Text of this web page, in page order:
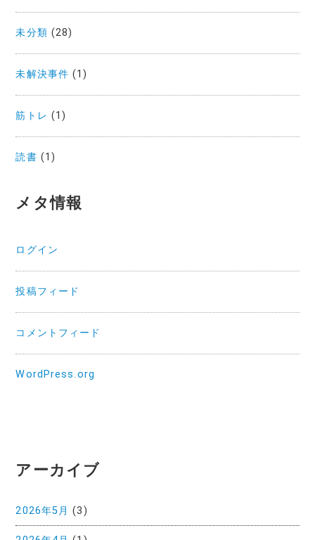
未分類 (28)
未解決事件 (1)
筋トレ (1)
読書 (1)
メタ情報
ログイン
投稿フィード
コメントフィード
WordPress.org
アーカイブ
2026年5月 (3)